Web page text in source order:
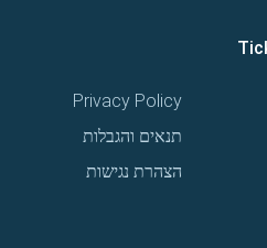
Privacy Policy
תנאים והגבלות
הצהרת נגישות